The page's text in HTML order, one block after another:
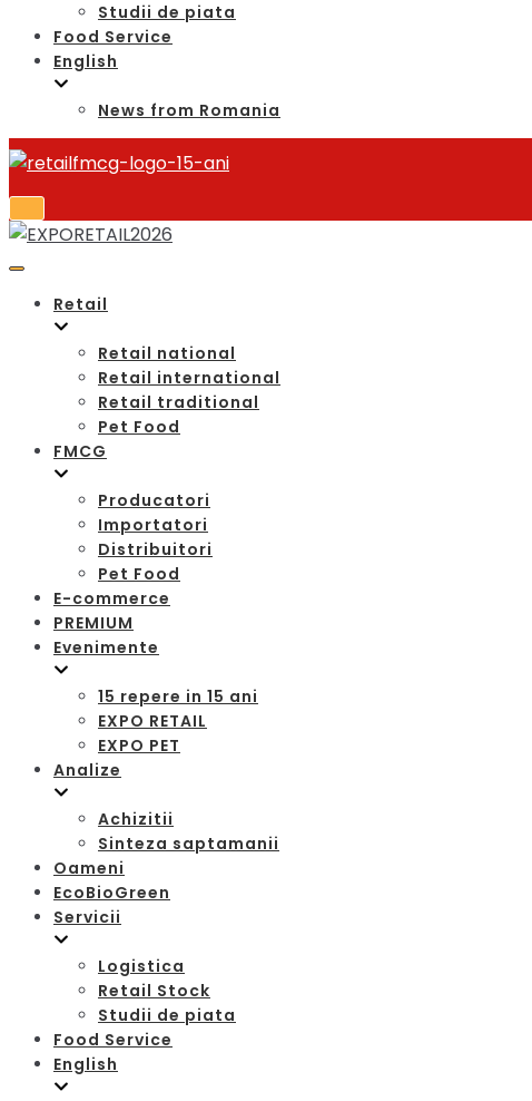
Studii de piata
Food Service
English
News from Romania
Retail
Retail national
Retail international
Retail traditional
Pet Food
FMCG
Producatori
Importatori
Distribuitori
Pet Food
E-commerce
PREMIUM
Evenimente
15 repere in 15 ani
EXPO RETAIL
EXPO PET
Analize
Achizitii
Sinteza saptamanii
Oameni
EcoBioGreen
Servicii
Logistica
Retail Stock
Studii de piata
Food Service
English